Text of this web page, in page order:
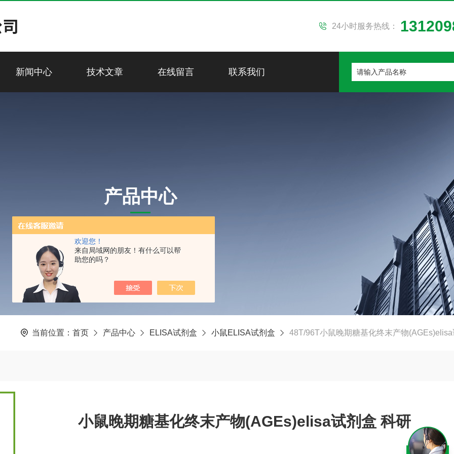
欢迎您！
来自局域网的朋友！有什么可以帮
助您的吗？
24小时服务热线：
新闻中心 技术文章 在线留言 联系我们
产品中心
当前位置： 首页 产品中心 ELISA试剂盒 小鼠ELISA试剂盒 48T/96T小鼠晚期糖基化终末产物
小鼠晚期糖基化终末产物(AGEs)elisa试剂盒 科研